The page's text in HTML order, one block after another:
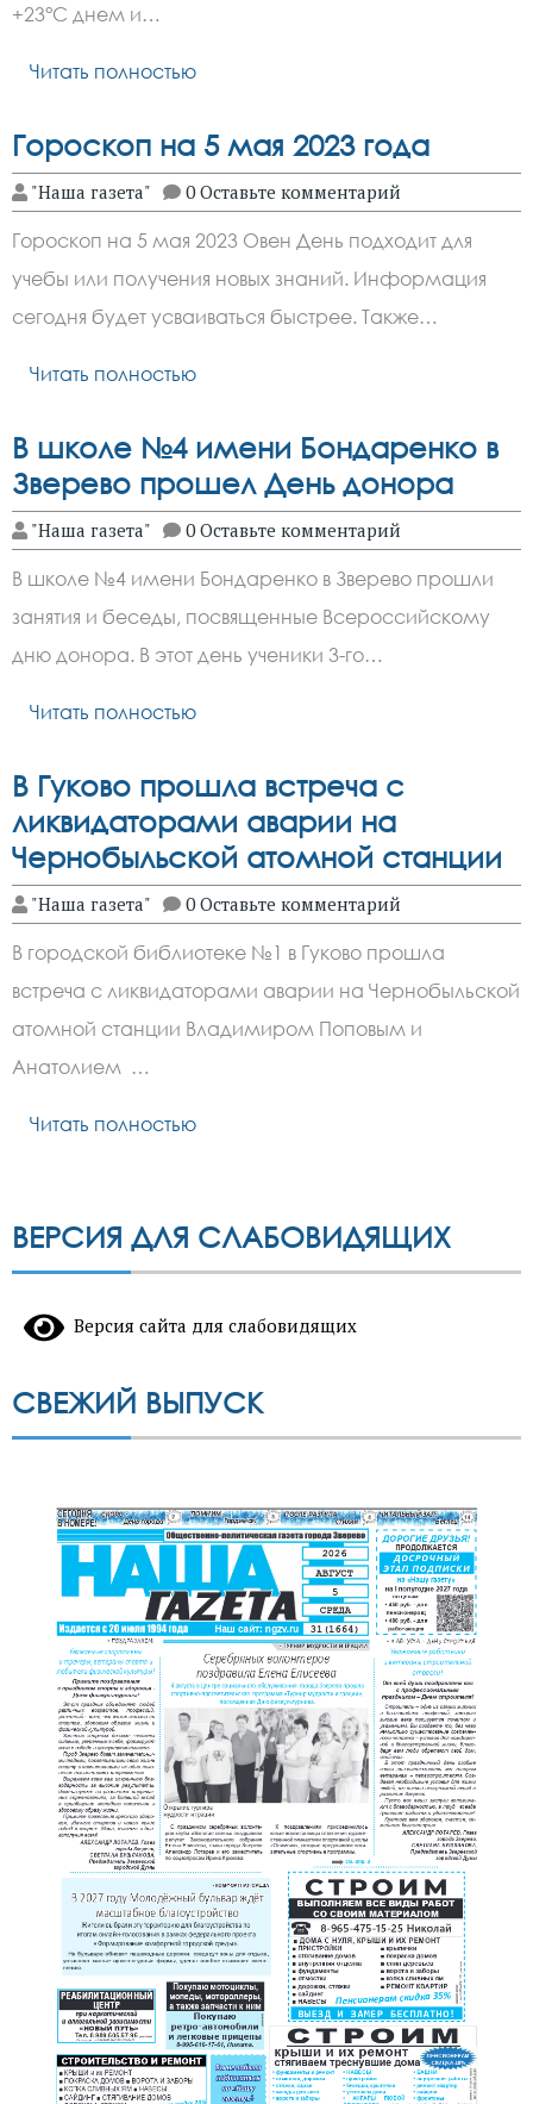
+23°C днем и…
Читать полностью
Гороскоп на 5 мая 2023 года
"Наша газета" 0 Оставьте комментарий
Гороскоп на 5 мая 2023 Овен День подходит для
учебы или получения новых знаний. Информация
сегодня будет усваиваться быстрее. Также…
Читать полностью
В школе №4 имени Бондаренко в
Зверево прошел День донора
"Наша газета" 0 Оставьте комментарий
В школе №4 имени Бондаренко в Зверево прошли
занятия и беседы, посвященные Всероссийскому
дню донора. В этот день ученики 3-го…
Читать полностью
В Гуково прошла встреча с
ликвидаторами аварии на
Чернобыльской атомной станции
"Наша газета" 0 Оставьте комментарий
В городской библиотеке №1 в Гуково прошла
встреча с ликвидаторами аварии на Чернобыльской
атомной станции Владимиром Поповым и
Анатолием …
Читать полностью
ВЕРСИЯ ДЛЯ СЛАБОВИДЯЩИХ
Версия сайта для слабовидящих
СВЕЖИЙ ВЫПУСК